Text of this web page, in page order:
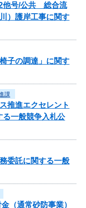
2他号/公共 総合流
）護岸工事に関す
子の調達」に関す
課
推進エクセレント
る一般競争入札公
委託に関する一般
（通常砂防事業）